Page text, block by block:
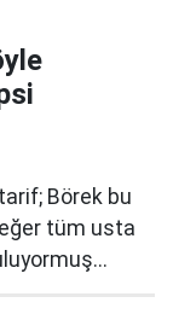
Börek bu
tüm usta